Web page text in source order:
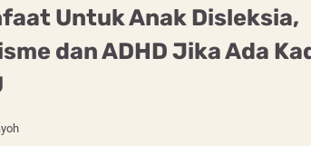
Untuk Anak Disleksia,
dan ADHD Jika Ada